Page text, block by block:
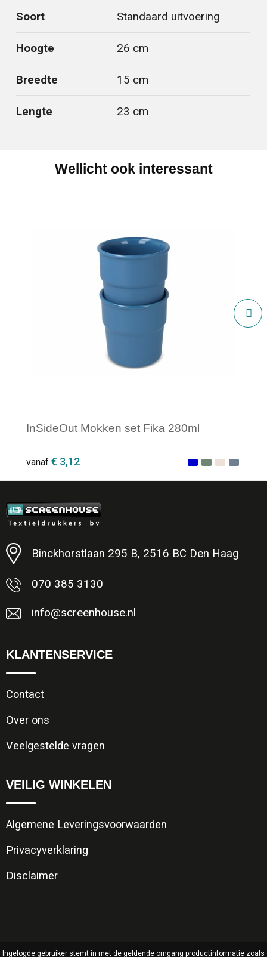
Soort Standaard uitvoering
Hoogte 26 cm
Breedte 15 cm
Lengte 23 cm
Wellicht ook interessant
InSideOut Mokken set Fika 280ml
vanaf € 3,12
Minimale afname: 1
Binckhorstlaan 295 B, 2516 BC Den Haag
070 385 3130
info@screenhouse.nl
KLANTENSERVICE
Contact
Over ons
Veelgestelde vragen
VEILIG WINKELEN
Algemene Leveringsvoorwaarden
Privacyverklaring
Disclaimer
Ingelogde gebruiker stemt in met de geldende omgang productinformatie zoals